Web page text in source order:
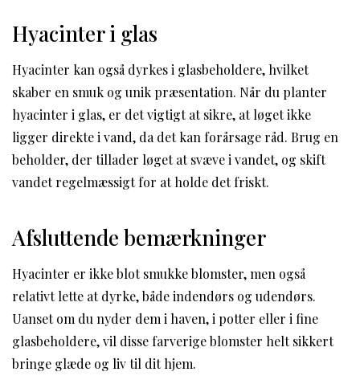
Hyacinter i glas
Hyacinter kan også dyrkes i glasbeholdere, hvilket
skaber en smuk og unik præsentation. Når du planter
hyacinter i glas, er det vigtigt at sikre, at løget ikke
ligger direkte i vand, da det kan forårsage råd. Brug en
beholder, der tillader løget at svæve i vandet, og skift
vandet regelmæssigt for at holde det friskt.
Afsluttende bemærkninger
Hyacinter er ikke blot smukke blomster, men også
relativt lette at dyrke, både indendørs og udendørs.
Uanset om du nyder dem i haven, i potter eller i fine
glasbeholdere, vil disse farverige blomster helt sikkert
bringe glæde og liv til dit hjem.